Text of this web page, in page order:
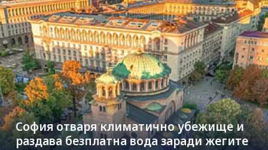
София отваря климатично убежище и
раздава безплатна вода заради жегите